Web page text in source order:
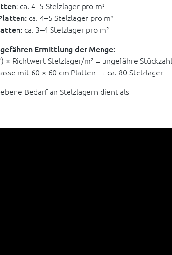
ca. 4–5 Stelzlager pro m²
ca. 4–5 Stelzlager pro m²
ca. 3–4 Stelzlager pro m²
Ermittlung der Menge:
× Richtwert Stelzlager/m² = ungefähre Stückzahl
mit 60 × 60 cm Platten → ca. 80 Stelzlager
Bedarf an Stelzlagern dient als